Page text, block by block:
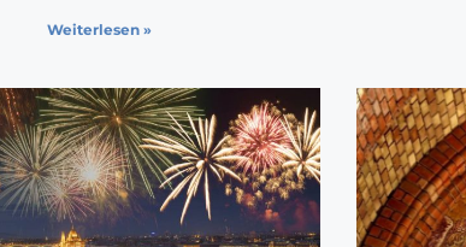
Weiterlesen »